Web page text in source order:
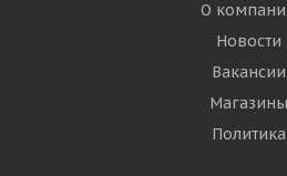
О
Новости
Вакансии
Магазины
Политика